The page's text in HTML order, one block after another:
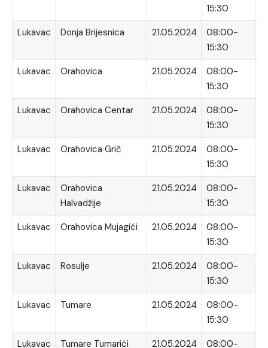
15:30
Lukavac
Donja Brijesnica 21.05.2024
08:00-
15:30
Lukavac
Orahovica 21.05.2024
08:00-
15:30
Lukavac
Orahovica Centar 21.05.2024
08:00-
15:30
Lukavac
Orahovica Grič 21.05.2024
08:00-
15:30
Lukavac
Orahovica
Halvadžije
21.05.2024
08:00-
15:30
Lukavac
Orahovica Mujagići 21.05.2024
08:00-
15:30
Lukavac
Rosulje 21.05.2024
08:00-
15:30
Lukavac
Tumare 21.05.2024
08:00-
15:30
Lukavac
Tumare Tumarići 21.05.2024 08:00-